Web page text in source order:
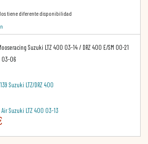
tiene diferente disponibilidad
Suzuki LTZ 400 03-14 / DRZ 400 E/SM 00-21
03-06
Suzuki LTZ/DRZ 400
Suzuki LTZ 400 03-13